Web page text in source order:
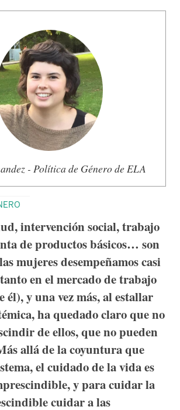
- Política de Género de ELA
intervención social, trabajo
de productos básicos… son
mujeres desempeñamos casi
en el mercado de trabajo
él), y una vez más, al estallar
ha quedado claro que no
de ellos, que no pueden
allá de la coyuntura que
el cuidado de la vida es
y para cuidar la
cuidar a las